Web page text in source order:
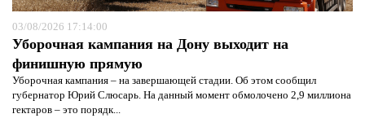
03/08/2026 17:14:00
Уборочная кампания на Дону выходит на
финишную прямую
Уборочная кампания – на завершающей стадии. Об этом сообщил
губернатор Юрий Слюсарь. На данный момент обмолочено 2,9 миллиона
гектаров – это порядк...